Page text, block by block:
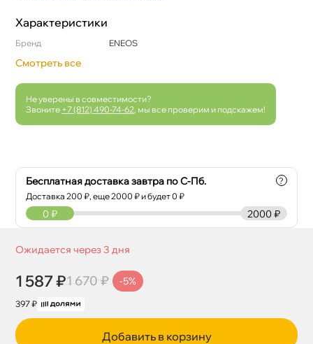
Характеристики
Бренд ENEOS
Смотреть все
Не уверены в совместимости?
Звоните +7 (812) 490-74-62 , мы все проверим и подскажем!
Бесплатная доставка завтра по С-Пб.
Доставка200 ₽, еще2000 ₽ и будет 0 ₽
?
2000 ₽
0 ₽
Ожидается через 3 дня
1 587 ₽1 670 ₽ -5%
397 ₽
Добавить в корзину